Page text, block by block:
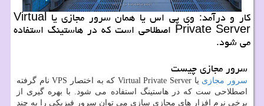
كار و درآمد: وی پی اس یا همان سرور مجازی یا Virtual
Private Server اصطلاحی است كه در هاستینگ استفاده
می شود.
سرور مجازی چیست
سرور مجازی یا Virtual Private Server که به اختصار VPSنام گرفته
اصطلاحی ست که در هاستینگ استفاده می شود. با بهره گیری از
برخی نرم افزار های مجازی سازی می توان سرور فیزیکی را به چند